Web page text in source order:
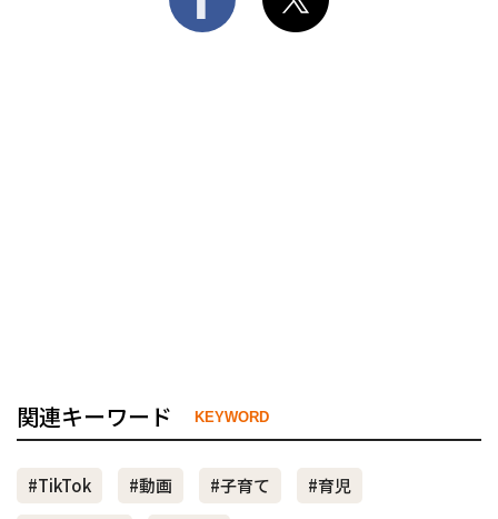
関連キーワード KEYWORD
#TikTok #動画 #子育て
#育児